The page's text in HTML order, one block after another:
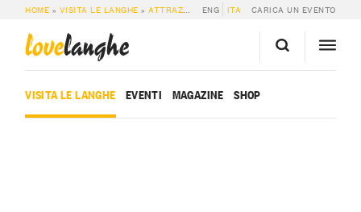
HOME » VISITA LE LANGHE »ATTRAZIONI »FIERA INTERNAZIONALE DEL
ENG ITA CARICA UN EVENTO
lovelanghe
VISITA LE LANGHE EVENTI MAGAZINE SHOP